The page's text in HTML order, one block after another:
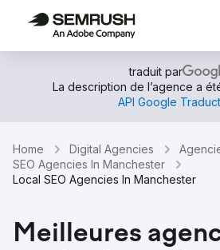
traduit par
La description de l’agence a
API Google
Home Digital Agencies
SEO Agencies In Manchester
Local SEO Agencies In Manchester
Meilleures